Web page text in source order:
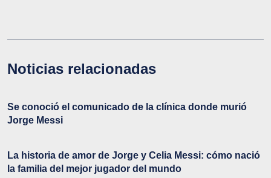
Noticias relacionadas
Se conoció el comunicado de la clínica donde murió
Jorge Messi
La historia de amor de Jorge y Celia Messi: cómo nació
la familia del mejor jugador del mundo